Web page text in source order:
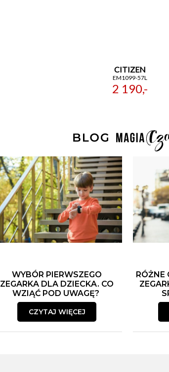
CITIZEN
EM1099-57L
2 190,-
WYBÓR PIERWSZEGO
ZEGARKA DLA DZIECKA. CO
WZIĄĆ POD UWAGĘ?
CZYTAJ WIĘCEJ
RÓŻNE